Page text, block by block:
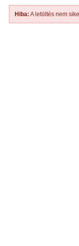
Hiba: A letöltés nem